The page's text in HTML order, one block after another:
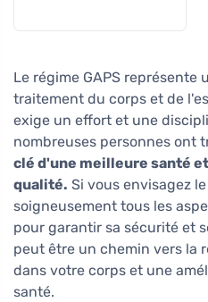
Le régime GAPS
traitement du corps et de
exige un effort et une
nombreuses personnes ont
clé d'une meilleure santé
qualité. Si vous envisagez
soigneusement tous les
pour garantir sa sécurité et
peut être un chemin vers la
dans votre corps et une
santé.